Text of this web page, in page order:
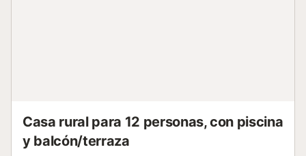
Casa rural para 12 personas, con piscina
y balcón/terraza